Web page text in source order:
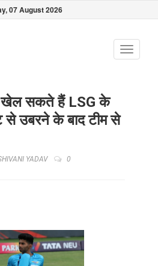
07 August 2026
Toggle
खेल सकते हैं LSG के
उबरने के बाद टीम से
YADAV 0